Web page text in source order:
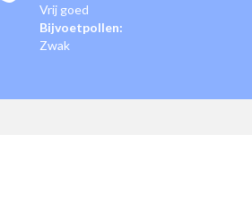
Vrij goed
Bijvoetpollen:
Zwak